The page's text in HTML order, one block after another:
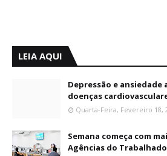
LEIA AQUI
Depressão e ansiedade
doenças
Quarta-Feira, Fevereiro 18,
Semana começa com
Agências do